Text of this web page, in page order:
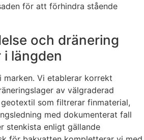
för att förhindra stående
och dränering
längden
marken. Vi etablerar korrekt
av välgraderad
som filtrerar finmaterial,
med dokumenterat fall
stenkista enligt gällande